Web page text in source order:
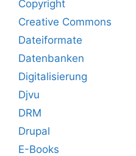
Copyright
Creative Commons
Dateiformate
Datenbanken
Digitalisierung
Djvu
DRM
Drupal
E-Books